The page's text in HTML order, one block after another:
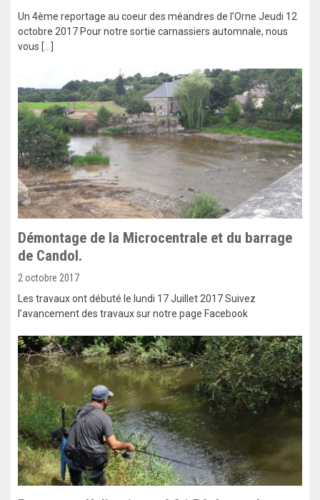
Un 4ème reportage au coeur des méandres de l’Orne Jeudi 12
octobre 2017 Pour notre sortie carnassiers automnale, nous
vous […]
Démontage de la Microcentrale et du barrage
de Candol.
2 octobre 2017
Les travaux ont débuté le lundi 17 Juillet 2017 Suivez
l’avancement des travaux sur notre page Facebook